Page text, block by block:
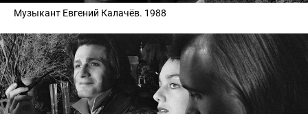
Музыкант Евгений Калачёв. 1988